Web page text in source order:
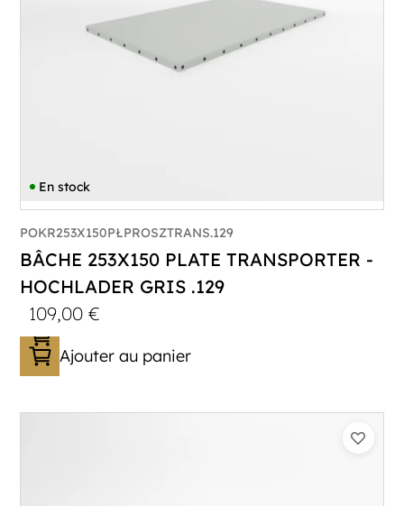
En stock
POKR253X150PŁPROSZTRANS.129
BÂCHE 253X150 PLATE TRANSPORTER -
HOCHLADER GRIS .129
109,00€
Ajouter au panier